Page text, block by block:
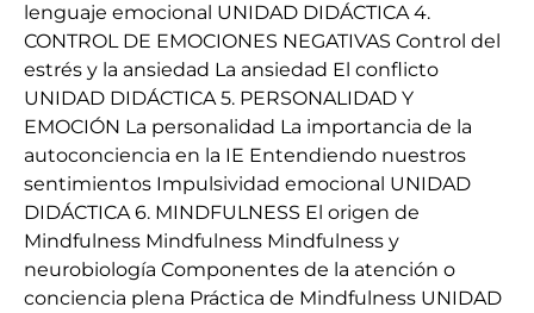
lenguaje emocional UNIDAD DIDÁCTICA 4.
CONTROL DE EMOCIONES NEGATIVAS Control del
estrés y la ansiedad La ansiedad El conflicto
UNIDAD DIDÁCTICA 5. PERSONALIDAD Y
EMOCIÓN La personalidad La importancia de la
autoconciencia en la IE Entendiendo nuestros
sentimientos Impulsividad emocional UNIDAD
DIDÁCTICA 6. MINDFULNESS El origen de
Mindfulness Mindfulness Mindfulness y
neurobiología Componentes de la atención o
conciencia plena Práctica de Mindfulness UNIDAD